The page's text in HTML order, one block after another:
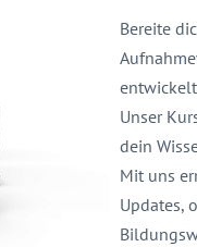
Bereite
Unser
dein
Mit uns
Updates,